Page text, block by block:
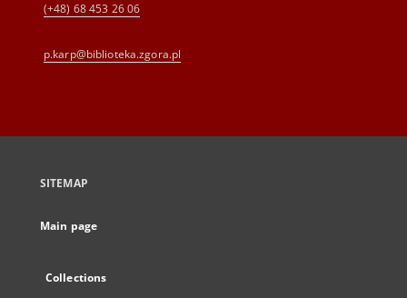
(+48) 68 453 26 06
p.karp@biblioteka.zgora.pl
SITEMAP
Main page
Collections